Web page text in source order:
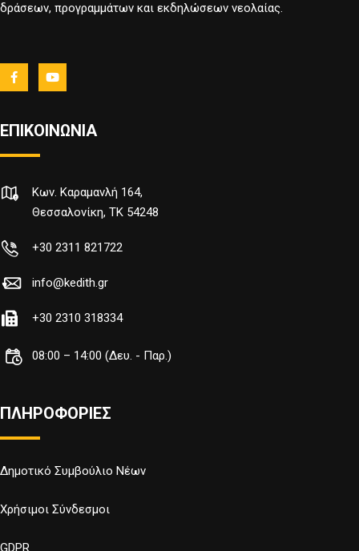
δράσεων, προγραμμάτων και εκδηλώσεων νεολαίας.
ΕΠΙΚΟΙΝΩΝΙΑ
Κων. Καραμανλή 164,
Θεσσαλονίκη, TK 54248
+30 2311 821722
info@kedith.gr
+30 2310 318334
08:00 – 14:00 (Δευ. - Παρ.)
ΠΛΗΡΟΦΟΡΙΕΣ
Δημοτικό Συμβούλιο Νέων
Χρήσιμοι Σύνδεσμοι
GDPR